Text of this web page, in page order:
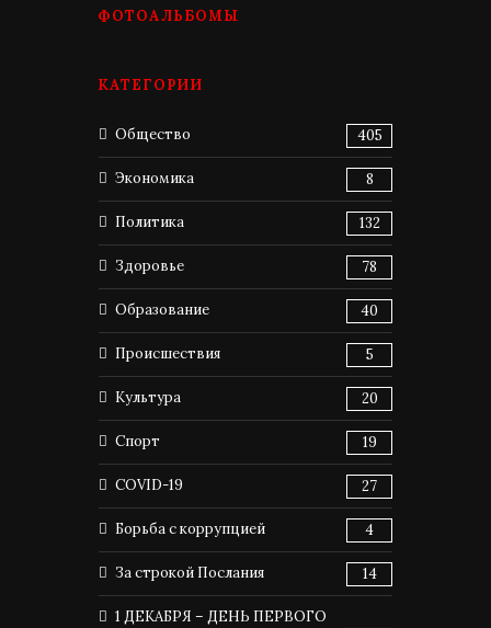
ФОТОАЛЬБОМЫ
КАТЕГОРИИ
Общество 405
Экономика 8
Политика 132
Здоровье 78
Образование 40
Происшествия 5
Культура 20
Спорт 19
COVID-19 27
Борьба с коррупцией 4
За строкой Послания 14
1 ДЕКАБРЯ – ДЕНЬ ПЕРВОГО